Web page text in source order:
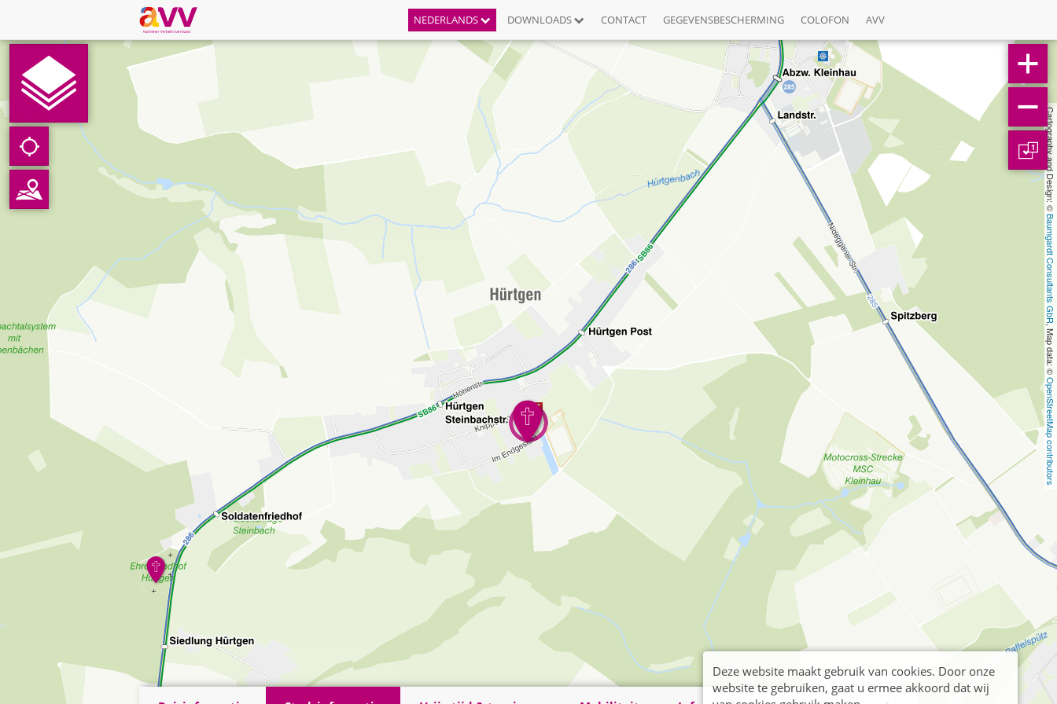
NEDERLANDS DOWNLOADS CONTACT GEGEVENSBESCHERMING COLOFON AVV
Cartography and Design: ©
Baumgardt Consultants GbR
, Map data: ©
OpenStreetMap contributors
1
Deze website maakt gebruik van cookies. Door onze
website te gebruiken, gaat u ermee akkoord dat wij